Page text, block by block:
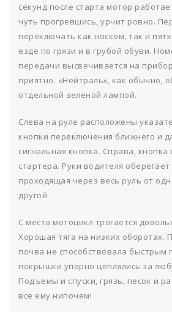
секунд после старта мотор
чуть прогревшись, урчит ровно.
переключать как носком, так и
езде по грязи и в грубой обуви.
передачи высвечивается на
приятно. «Нейтраль», как обычно,
отдельной зеленой лампой.
Слева на руле расположены
кнопки переключения ближнего и
сигнальная кнопка. Справа,
стартера. Руки водителя оберегает
проходящая через весь руль от
другой.
С места мотоцикл трогается
Хорошая тяга на низких оборотах.
почва не способствовала быстрым
покрышки упорно цеплялись за
Подъемы и спуски, грязь, песок и
все ему нипочем!